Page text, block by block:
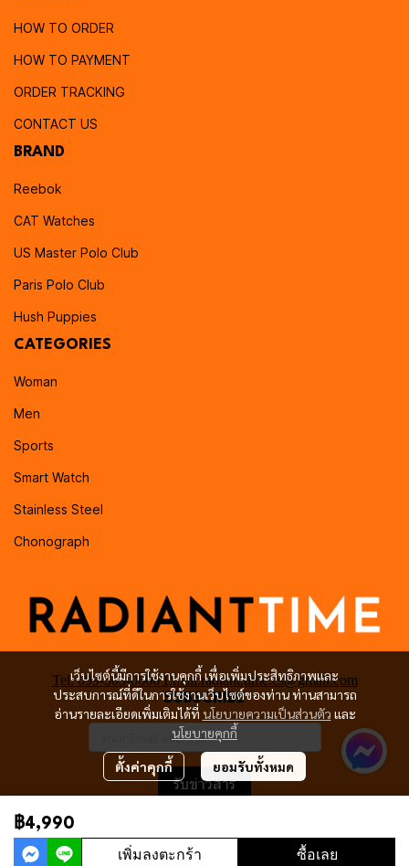
฿4,990
เพิ่มลงตะกร้า ซื้อเลย
เว็บไซต์นี้มีการใช้งานคุกกี้ เพื่อเพิ่มประสิทธิภาพและ
ประสบการณ์ที่ดีในการใช้งานเว็บไซต์ของท่าน ท่านสามารถ
อ่านรายละเอียดเพิ่มเติมได้ที่ นโยบายความเป็นส่วนตัว และ
นโยบายคุกกี้
ตั้งค่าคุกกี้ ยอมรับทั้งหมด
HOW TO ORDER
HOW TO PAYMENT
ORDER TRACKING
CONTACT US
BRAND
Reebok
CAT Watches
US Master Polo Club
Paris Polo Club
Hush Puppies
CATEGORIES
Woman
Men
Sports
Smart Watch
Stainless Steel
Chonograph
Tel: 099-505-0666 Email:radiant.time.cs@gmail.com
SUBSCRIBE
รับข่าวสาร